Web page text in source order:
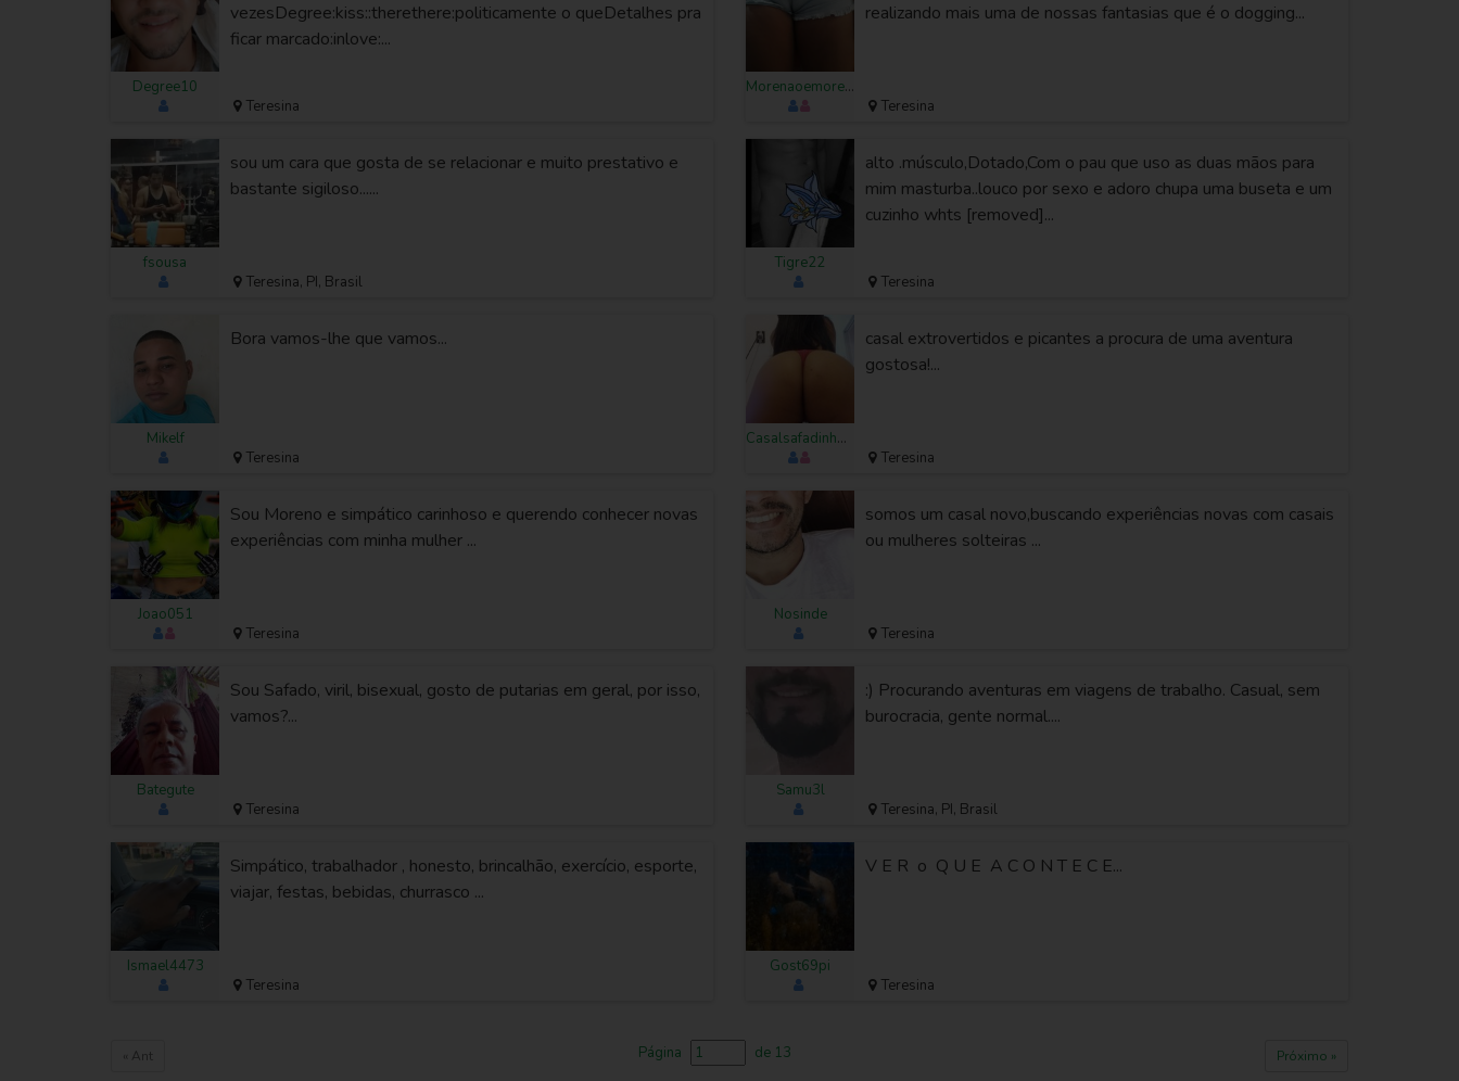
Degree10
vezesDegree:kiss::therethere:politicamente o queDetalhes pra
ficar marcado:inlove:...
Teresina
Morenaoemoreninhathe
realizando mais uma de nossas fantasias que é o dogging...
Teresina
fsousa
sou um cara que gosta de se relacionar e muito prestativo e
bastante sigiloso......
Teresina, PI, Brasil
Tigre22
alto .músculo,Dotado,Com o pau que uso as duas mãos para
mim masturba..louco por sexo e adoro chupa uma buseta e um
cuzinho whts [removed]...
Teresina
Mikelf
Bora vamos-lhe que vamos...
Teresina
Casalsafadinhos2022
casal extrovertidos e picantes a procura de uma aventura
gostosa!...
Teresina
Joao051
Sou Moreno e simpático carinhoso e querendo conhecer novas
experiências com minha mulher ...
Teresina
Nosinde
somos um casal novo,buscando experiências novas com casais
ou mulheres solteiras ...
Teresina
Bategute
Sou Safado, viril, bisexual, gosto de putarias em geral, por isso,
vamos?...
Teresina
Samu3l
:) Procurando aventuras em viagens de trabalho. Casual, sem
burocracia, gente normal....
Teresina, PI, Brasil
Ismael4473
Simpático, trabalhador , honesto, brincalhão, exercício, esporte,
viajar, festas, bebidas, churrasco ...
Teresina
Gost69pi
V E R o Q U E A C O N T E C E...
Teresina
« Ant Página de 13 Próximo »